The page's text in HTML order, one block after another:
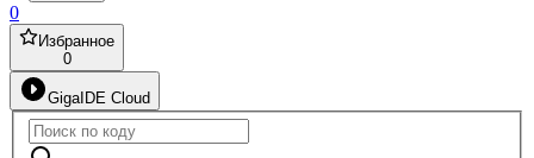
0
Избранное
0
GigaIDE Cloud